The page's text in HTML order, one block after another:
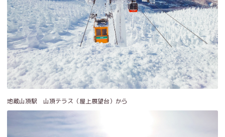
地蔵山頂駅 山頂テラス（屋上展望台）から